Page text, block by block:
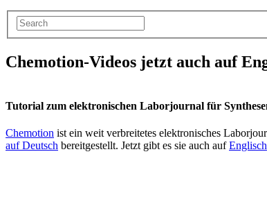
Chemotion-Videos jetzt auch auf
Tutorial zum elektronischen Laborjournal für
Chemotion ist ein weit verbreitetes elektronisches
auf Deutsch bereitgestellt. Jetzt gibt es sie auch aufEnglisch